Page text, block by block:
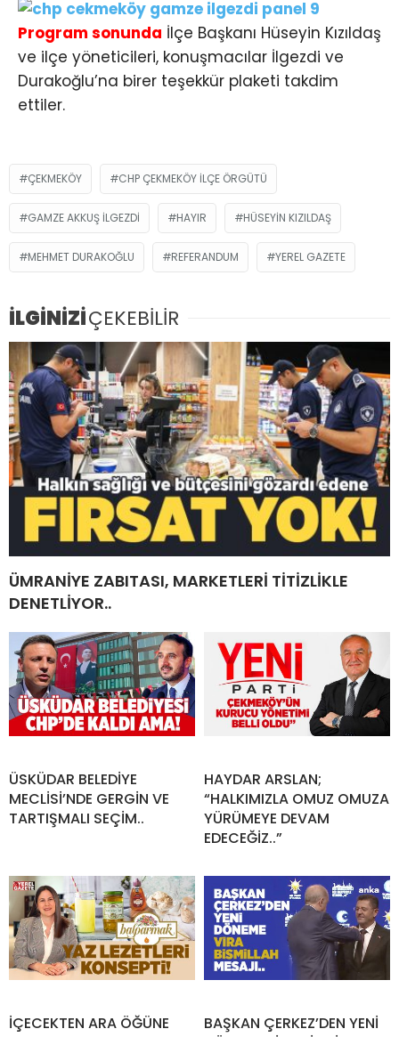
Program sonunda İlçe Başkanı Hüseyin Kızıldaş
ve ilçe yöneticileri, konuşmacılar İlgezdi ve
Durakoğlu’na birer teşekkür plaketi takdim
ettiler.
ÇEKMEKÖY CHP ÇEKMEKÖY İLÇE ÖRGÜTÜ
GAMZE AKKUŞ İLGEZDI HAYIR HÜSEYIN KIZILDAŞ
MEHMET DURAKOĞLU REFERANDUM YEREL GAZETE
İLGİNİZİÇEKEBİLİR
ÜMRANİYE ZABITASI, MARKETLERİ TİTİZLİKLE
DENETLİYOR..
ÜSKÜDAR BELEDİYE
MECLİSİ’NDE GERGİN VE
TARTIŞMALI SEÇİM..
HAYDAR ARSLAN;
“HALKIMIZLA OMUZ OMUZA
YÜRÜMEYE DEVAM
EDECEĞİZ..”
İÇECEKTEN ARA ÖĞÜNE
BAŞKAN ÇERKEZ’DEN YENİ